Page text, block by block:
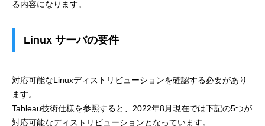
る内容になります。
Linux サーバの要件
対応可能なLinuxディストリビューションを確認する必要があり
ます。
Tableau技術仕様を参照すると、2022年8月現在では下記の5つが
対応可能なディストリビューションとなっています。